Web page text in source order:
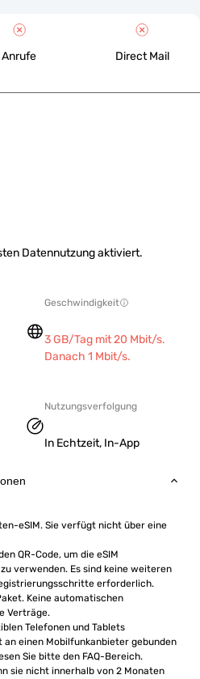
Anrufe Direct Mail
Datennutzung aktiviert.
Geschwindigkeit
3 GB/Tag mit 20 Mbit/s.
Danach 1 Mbit/s.
Nutzungsverfolgung
In Echtzeit, In-App
eSIM. Sie verfügt nicht über eine
QR-Code, um die eSIM
verwenden. Es sind keine weiteren
erforderlich.
Keine automatischen
Verträge.
Telefonen und Tablets
an einen Mobilfunkanbieter gebunden
Sie bitte den FAQ-Bereich.
sie nicht innerhalb von 2 Monaten